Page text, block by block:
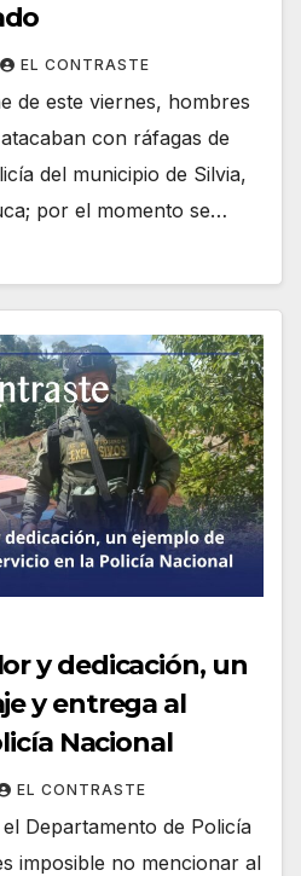
EL CONTRASTE
de este viernes, hombres
con ráfagas de
del municipio de Silvia,
por el momento se…
y dedicación, un
y entrega al
Nacional
EL CONTRASTE
Departamento de Policía
imposible no mencionar al